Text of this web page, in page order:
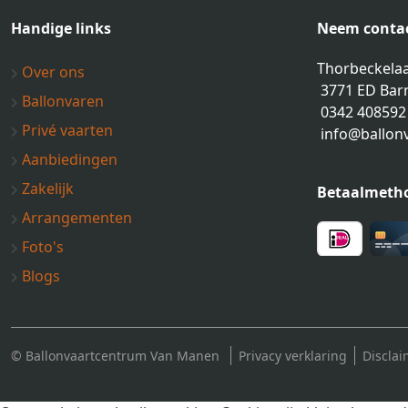
Handige links
Over ons
Ballonvaren
Privé vaarten
Aanbiedingen
Zakelijk
Arrangementen
Foto's
Blogs
Neem
3771 ED
0342 408592
© Ballonvaartcentrum Van Manen Privacy verklaring